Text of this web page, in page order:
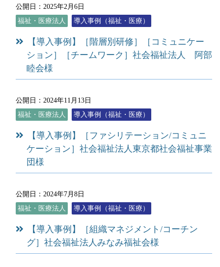
公開日：2025年2月6日
福祉・医療法人
導入事例（福祉・医療）
【導入事例】［階層別研修］［コミュニケー
ション］［チームワーク］社会福祉法人 阿部
睦会様
公開日：2024年11月13日
福祉・医療法人
導入事例（福祉・医療）
【導入事例】［ファシリテーション/コミュニ
ケーション］社会福祉法人東京都社会福祉事業
団様
公開日：2024年7月8日
福祉・医療法人
導入事例（福祉・医療）
【導入事例】［組織マネジメント/コーチン
グ］社会福祉法人みなみ福祉会様